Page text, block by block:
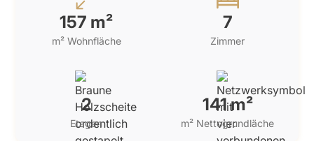
157 m²
m² Wohnfläche
7
Zimmer
2
Etagen
141 m²
m² Nettogrundläche